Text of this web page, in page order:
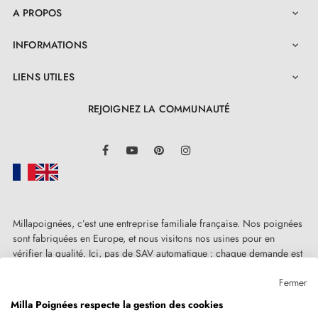
A PROPOS 
INFORMATIONS 
LIENS UTILES 
REJOIGNEZ LA COMMUNAUTÉ
FacebookYouTube Pinterest
Millapoignées, c’est une entreprise familiale française. Nos poignées
sont fabriquées en Europe, et nous visitons nos usines pour en
vérifier la qualité. Ici, pas de SAV automatique : chaque demande est
Fermer
Milla Poignées respecte la gestion des cookies